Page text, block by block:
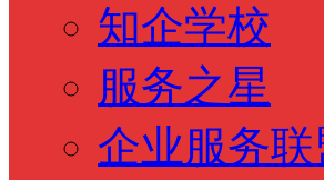
知企学校
服务之星
企业服务联